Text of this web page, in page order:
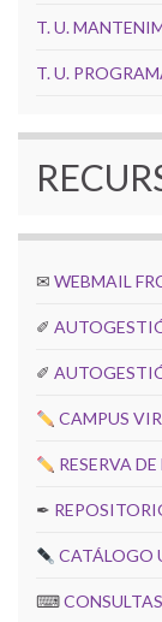
T. U.
T. U.
✉ WEBMAIL
✐
✐
CAMPUS
RESERVA
✒
CATÁLOGO
⌨